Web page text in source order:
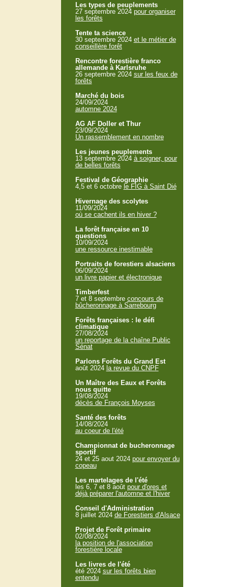
Les types de peuplements
27 septembre 2024 pour organiser
les forêts
Tente ta science
30 septembre 2024 et le métier de
conseillère forêt
Rencontre forestière franco
allemande à Karlsruhe
26 septembre 2024 sur les feux de
forêts
Marché du bois
24/09/2024
automne 2024
AG AF Doller et Thur
23/09/2024
Un rassemblement en nombre
Les jeunes peuplements
13 septembre 2024 à soigner, pour
de belles forêts
Festival de Géographie
4,5 et 6 octobre le FIG à Saint Dié
Hivernage des scolytes
11/09/2024
où se cachent ils en hiver ?
La forêt française en 10
questions
10/09/2024
une ressource inestimable
Portraits de forestiers alsaciens
06/09/2024
un livre papier et électronique
Timberfest
7 et 8 septembre concours de
bûcheronnage à Sarrebourg
Forêts françaises : le défi
climatique
27/08/2024
un reportage de la chaîne Public
Sénat
Parlons Forêts du Grand Est
août 2024 la revue du CNPF
Un Maître des Eaux et Forêts
nous quitte
19/08/2024
décès de François Moyses
Santé des forêts
14/08/2024
au coeur de l'été
Championnat de bucheronnage
sportif
24 et 25 aout 2024 pour envoyer du
copeau
Les martelages de l'été
les 6, 7 et 8 août pour d'ores et
déjà préparer l'automne et l'hiver
Conseil d'Administration
8 juillet 2024 de Forestiers d'Alsace
Projet de Forêt primaire
02/08/2024
la position de l'association
forestière locale
Les livres de l'été
été 2024 sur les forêts bien
entendu